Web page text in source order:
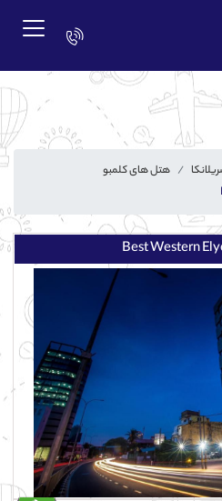
هتل های کلمبو
Best Western